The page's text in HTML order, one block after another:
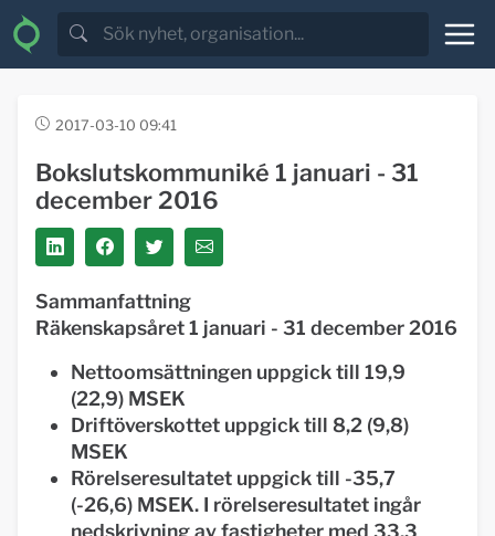
2017-03-10 09:41
Bokslutskommuniké 1 januari - 31
december 2016
Sammanfattning
Räkenskapsåret 1 januari - 31 december 2016
Nettoomsättningen uppgick till 19,9
(22,9) MSEK
Driftöverskottet uppgick till 8,2 (9,8)
MSEK
Rörelseresultatet uppgick till -35,7
(-26,6) MSEK. I rörelseresultatet ingår
nedskrivning av fastigheter med 33,3